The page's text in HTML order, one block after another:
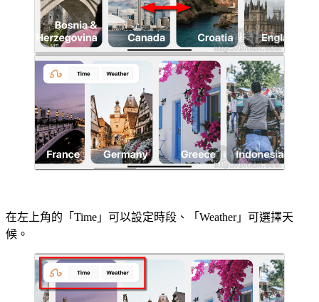
在左上角的「Time」可以設定時段、「Weather」可選擇天
候。